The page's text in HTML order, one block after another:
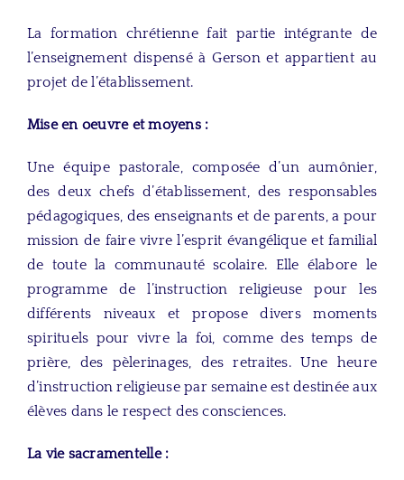
La formation chrétienne fait partie intégrante de
l’enseignement dispensé à Gerson et appartient au
projet de l’établissement.
Mise en oeuvre et moyens :
Une équipe pastorale, composée d’un aumônier,
des deux chefs d’établissement, des responsables
pédagogiques, des enseignants et de parents, a pour
mission de faire vivre l’esprit évangélique et familial
de toute la communauté scolaire. Elle élabore le
programme de l’instruction religieuse pour les
différents niveaux et propose divers moments
spirituels pour vivre la foi, comme des temps de
prière, des pèlerinages, des retraites. Une heure
d’instruction religieuse par semaine est destinée aux
élèves dans le respect des consciences.
La vie sacramentelle :